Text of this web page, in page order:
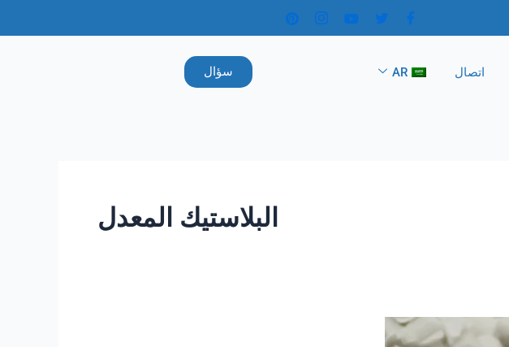
اتصال AR سؤال
البلاستيك المعدل